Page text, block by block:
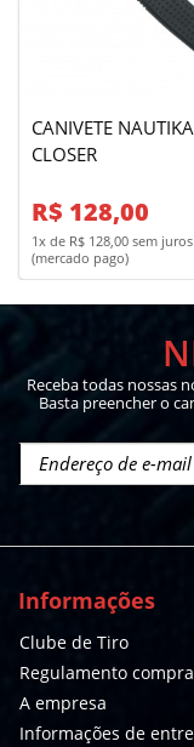
CANIVETE NAUTIKA
CLOSER
R$ 128,00
1x de R$ 128,00 sem juros
(mercado pago)
Receba todas nossas
Basta preencher o
Informações
Clube de Tiro
Regulamento
A empresa
Informações de